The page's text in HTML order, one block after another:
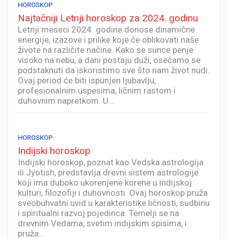
HOROSKOP
Najtačniji Letnji horoskop za 2024. godinu
Letnji meseci 2024. godine donose dinamične
energije, izazove i prilike koje će oblikovati naše
živote na različite načine. Kako se sunce penje
visoko na nebu, a dani postaju duži, osećamo se
podstaknuti da iskoristimo sve što nam život nudi.
Ovaj period će biti ispunjen ljubavlju,
profesionalnim uspesima, ličnim rastom i
duhovnim napretkom. U…
HOROSKOP
Indijski horoskop
Indijski horoskop, poznat kao Vedska astrologija
ili Jyotish, predstavlja drevni sistem astrologije
koji ima duboko ukorenjene korene u indijskoj
kulturi, filozofiji i duhovnosti. Ovaj horoskop pruža
sveobuhvatni uvid u karakteristike ličnosti, sudbinu
i spiritualni razvoj pojedinca. Temelji se na
drevnim Vedama, svetim indijskim spisima, i
pruža…